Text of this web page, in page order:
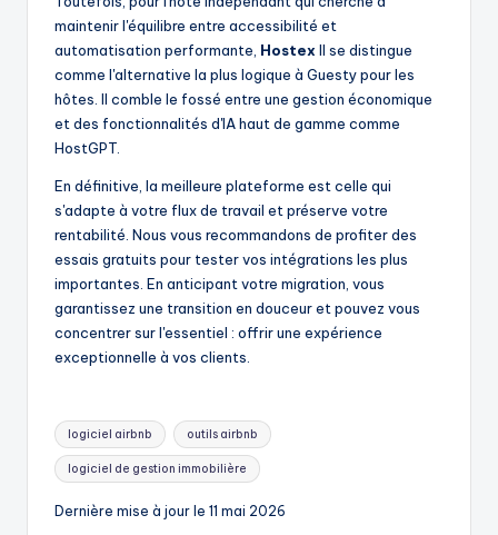
maintenir l'équilibre entre accessibilité et
automatisation performante, Hostex Il se distingue
comme l'alternative la plus logique à Guesty pour les
hôtes. Il comble le fossé entre une gestion économique
et des fonctionnalités d'IA haut de gamme comme
HostGPT.
En définitive, la meilleure plateforme est celle qui
s'adapte à votre flux de travail et préserve votre
rentabilité. Nous vous recommandons de profiter des
essais gratuits pour tester vos intégrations les plus
importantes. En anticipant votre migration, vous
garantissez une transition en douceur et pouvez vous
concentrer sur l'essentiel : offrir une expérience
exceptionnelle à vos clients.
Mots
clés:
logiciel airbnb outils airbnb
logiciel de gestion immobilière
Dernière mise à jour le 11 mai 2026